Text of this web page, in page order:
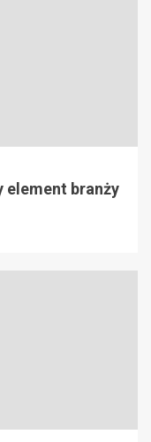
element branży